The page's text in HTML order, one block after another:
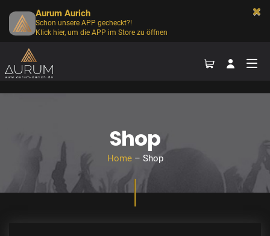
Shop
Home– Shop
Aurum Aurich
Schon unsere APP gecheckt?!
Klick hier, um die APP im Store zu öffnen